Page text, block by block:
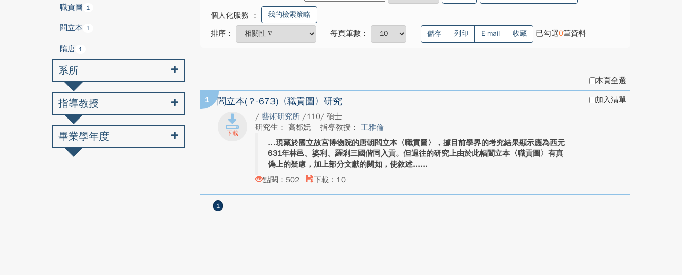
個人化服務 ： 我的檢索策略
排序： 每頁筆數： 儲存 列印 E-mail 收藏 已勾選0筆資料
本頁全選
1 閻立本(？-673)〈職貢圖〉研究
/ 藝術研究所 /110/ 碩士
研究生： 高郡妧
指導教授： 王雅倫
現藏於國立故宮博物院的唐朝閻立本〈職貢圖〉，據目前學界的考究結果顯示應為西元
631年林邑、婆利、羅剎三國偕同入貢。但過往的研究上由於此幅閻立本〈職貢圖〉有真
偽上的疑慮，加上部分文獻的闕如，使敘述...
點閱：502
下載：10
加入清單
1
職貢圖 1
閻立本 1
隋唐 1
系所
指導教授
畢業學年度